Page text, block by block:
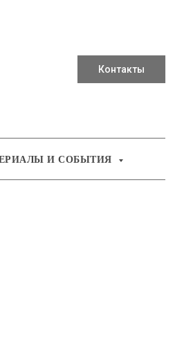
Контакты
И СОБЫТИЯ